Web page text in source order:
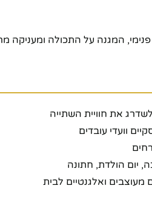
המגנה על התכולה ומעניקה
וועדי עובדים
יום הולדת, חתונה
ואלגנטיים לבית